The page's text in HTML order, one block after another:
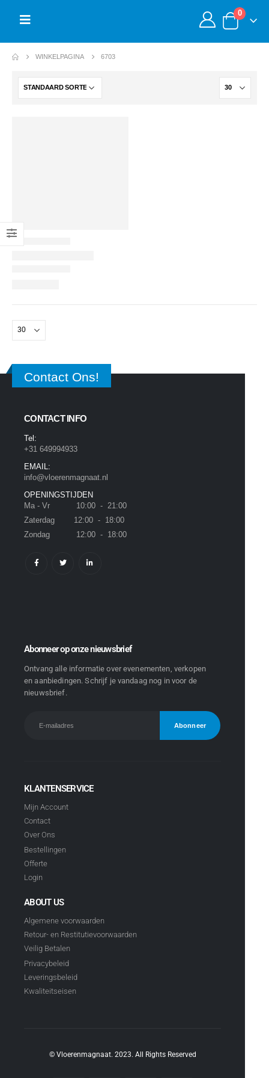
0
WINKELPAGINA 6703
Contact Ons!
CONTACT INFO
Tel:
+31 649994933
EMAIL:
info@vloerenmagnaat.nl
OPENINGSTIJDEN
Ma - Vr 10:00 - 21:00
Zaterdag 12:00 - 18:00
Zondag 12:00 - 18:00
Abonneer op onze nieuwsbrief
Ontvang alle informatie over evenementen, verkopen
en aanbiedingen. Schrijf je vandaag nog in voor de
nieuwsbrief.
KLANTENSERVICE
Mijn Account
Contact
Over Ons
Bestellingen
Offerte
Login
ABOUT US
Algemene voorwaarden
Retour- en Restitutievoorwaarden
Veilig Betalen
Privacybeleid
Leveringsbeleid
Kwaliteitseisen
© Vloerenmagnaat. 2023. All Rights Reserved